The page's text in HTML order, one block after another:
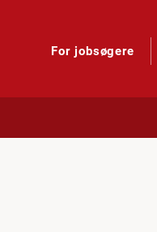
For jobsøgere